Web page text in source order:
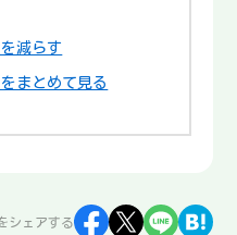
減らす
まとめて見る
シェアする